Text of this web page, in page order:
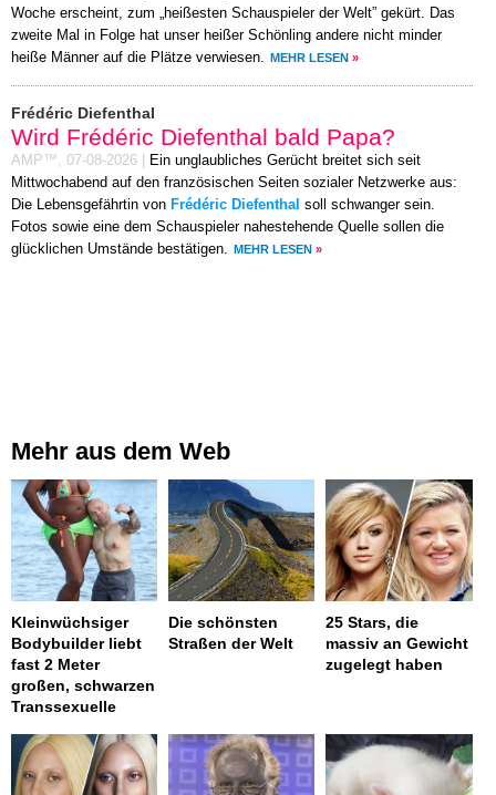
Woche erscheint, zum „heißesten Schauspieler der Welt” gekürt. Das
zweite Mal in Folge hat unser heißer Schönling andere nicht minder
heiße Männer auf die Plätze verwiesen.
MEHR LESEN »
Frédéric Diefenthal
Wird Frédéric Diefenthal bald Papa?
AMP™, 07-08-2026
Ein unglaubliches Gerücht breitet sich seit
Mittwochabend auf den französischen Seiten sozialer Netzwerke aus:
Die Lebensgefährtin von Frédéric Diefenthal soll schwanger sein.
Fotos sowie eine dem Schauspieler nahestehende Quelle sollen die
glücklichen Umstände bestätigen.
MEHR LESEN »
Mehr aus dem Web
Kleinwüchsiger
Bodybuilder liebt
fast 2 Meter
großen, schwarzen
Transsexuelle
Die schönsten
Straßen der Welt
25 Stars, die
massiv an Gewicht
zugelegt haben